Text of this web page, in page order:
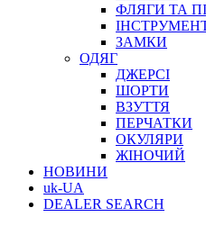
ФЛЯГИ ТА
ЗАМКИ
ОДЯГ
ДЖЕРСІ
ШОРТИ
ВЗУТТЯ
ПЕРЧАТКИ
ОКУЛЯРИ
ЖІНОЧИЙ
НОВИНИ
uk-UA
DEALER SEARCH